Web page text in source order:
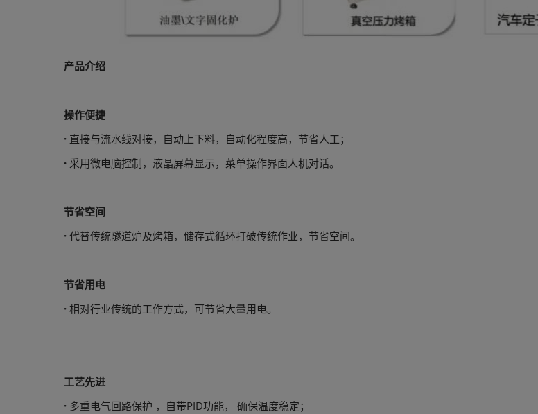
产品介绍
操作便捷
· 直接与流水线对接，自动上下料，自动化程度高，节省人工；
· 采用微电脑控制，液晶屏幕显示，菜单操作界面人机对话。
节省空间
· 代替传统隧道炉及烤箱，储存式循环打破传统作业，节省空间。
节省用电
· 相对行业传统的工作方式，可节省大量用电。
工艺先进
· 多重电气回路保护 ，自带PID功能， 确保温度稳定；